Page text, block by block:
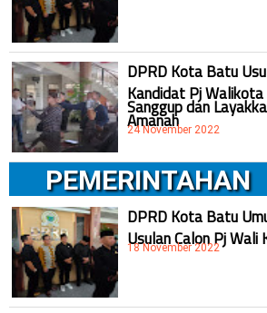
DPRD Kota Batu
Kandidat Pj Walikota
Sanggup dan
Amanah
24 November 2022
PEMERINTAHAN
DPRD Kota Batu
Usulan Calon Pj Wali
18 November 2022